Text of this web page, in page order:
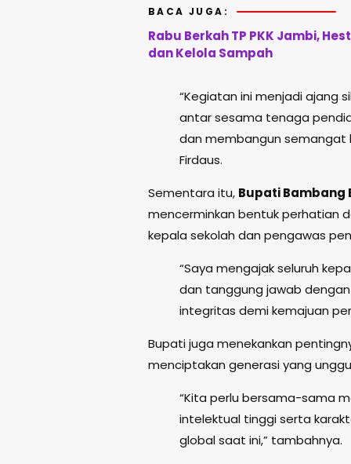
BACA JUGA:
Rabu Berkah TP PKK Jambi,
dan Kelola Sampah
“Kegiatan ini menjadi ajang
antar sesama tenaga
dan membangun semangat
Firdaus.
Sementara itu, Bupati Bambang
mencerminkan bentuk perhatian
kepala sekolah dan pengawas
“Saya mengajak seluruh
dan tanggung jawab
integritas demi kemajuan
Bupati juga menekankan
menciptakan generasi yang
“Kita perlu bersama-sama
intelektual tinggi serta
global saat ini,” tambahnya.